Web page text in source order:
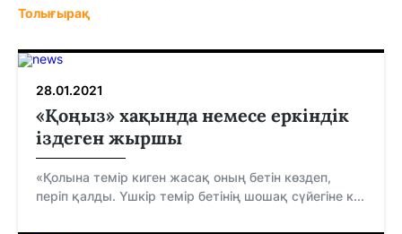
Толығырақ
28.01.2021
«Қоңыз» хақында немесе еркіндік
іздеген жыршы
«Қолына темір киген жасақ оның бетін көздеп,
періп қалды. Үшкір темір бетінің шошақ сүйегіне к...